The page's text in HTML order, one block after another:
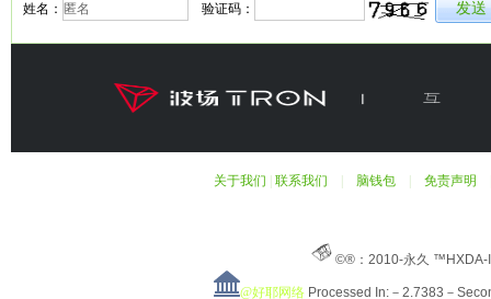
姓名： 验证码：
关于我们 联系我们 脑钱包 免责声明
©®：2010-永久
@好耶网络 Processed In:－2.7383－